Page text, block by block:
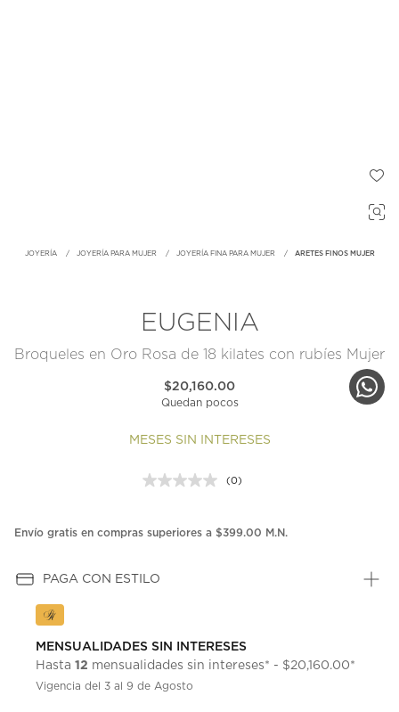
JOYERÍA JOYERÍA PARA MUJER JOYERÍA FINA PARA MUJER ARETES FINOS MUJER
EUGENIA
Broqueles en Oro Rosa de 18 kilates con rubíes Mujer
$20,160.00
Quedan pocos
MESES SIN INTERESES
Sin
en
(0)
Envío gratis en compras superiores a $399.00 M.N.
PAGA CON ESTILO
MENSUALIDADES SIN INTERESES
Hasta 12 mensualidades sin intereses* - $20,160.00*
Vigencia del 3 al 9 de Agosto